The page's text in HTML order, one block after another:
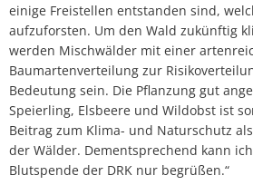
einige Freistellen entstanden sind,
aufzuforsten. Um den Wald zukünftig
werden Mischwälder mit einer
Baumartenverteilung zur
Bedeutung sein. Die Pflanzung gut
Speierling, Elsbeere und Wildobst ist
Beitrag zum Klima- und Naturschutz
der Wälder. Dementsprechend kann
Blutspende der DRK nur begrüßen.“